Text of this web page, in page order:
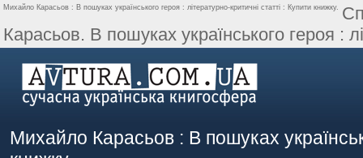
Михайло Карасьов : В пошуках українського героя : літературно-критичні статті : Купити книжку.
Карасьов. В пошуках українського героя :
Михайло Карасьов : В пошуках